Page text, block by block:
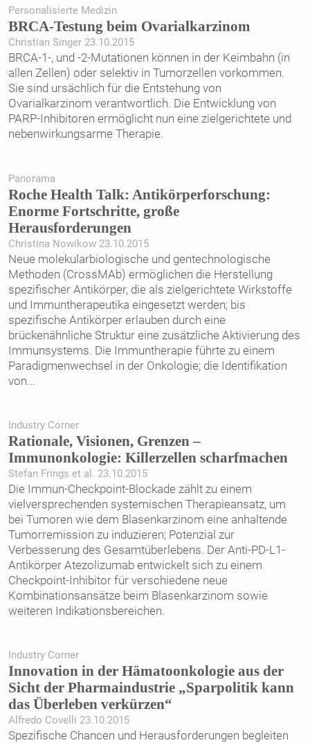
Personalisierte Medizin
BRCA-Testung beim Ovarialkarzinom
Christian Singer 23.10.2015
BRCA-1-, und -2-Mutationen können in der Keimbahn (in
allen Zellen) oder selektiv in Tumorzellen vorkommen.
Sie sind ursächlich für die Entstehung von
Ovarialkarzinom verantwortlich. Die Entwicklung von
PARP-Inhibitoren ermöglicht nun eine zielgerichtete und
nebenwirkungsarme Therapie.
Panorama
Roche Health Talk: Antikörperforschung:
Enorme Fortschritte, große
Herausforderungen
Christina Nowikow 23.10.2015
Neue molekularbiologische und gentechnologische
Methoden (CrossMAb) ermöglichen die Herstellung
spezifischer Antikörper, die als zielgerichtete Wirkstoffe
und Immuntherapeutika eingesetzt werden; bis
spezifische Antikörper erlauben durch eine
brückenähnliche Struktur eine zusätzliche Aktivierung des
Immunsystems. Die Immuntherapie führte zu einem
Paradigmenwechsel in der Onkologie; die Identifikation
von...
Industry Corner
Rationale, Visionen, Grenzen –
Immunonkologie: Killerzellen scharfmachen
Stefan Frings et al. 23.10.2015
Die Immun-Checkpoint-Blockade zählt zu einem
vielversprechenden systemischen Therapieansatz, um
bei Tumoren wie dem Blasenkarzinom eine anhaltende
Tumorremission zu ­induzieren; Potenzial zur
Verbesserung des Gesamtüberlebens. Der Anti-PD-L1-
Antikörper Atezolizumab entwickelt sich zu einem
Checkpoint-Inhibitor für verschiedene neue
Kombinationsansätze beim Blasenkarzinom sowie
weiteren Indikationsbereichen.
Industry Corner
Innovation in der Hämatoonkologie aus der
Sicht der Pharmaindustrie „Sparpolitik kann
das Überleben verkürzen“
Alfredo Covelli 23.10.2015
Spezifische Chancen und Herausforderungen begleiten